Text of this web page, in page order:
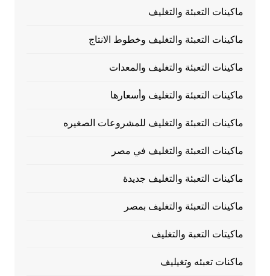
ماكينات التعبئة والتغليف
ماكينات التعبئة والتغليف وخطوط الانتاج
ماكينات التعبئة والتغليف والمعدات
ماكينات التعبئة والتغليف وأسعارها
ماكينات التعبئة والتغليف للمشروعات الصغيره
ماكينات التعبئة والتغليف في مصر
ماكينات التعبئة والتغليف جديدة
ماكينات التعبئة والتغليف بمصر
ماكيتات التعبة والتغليف
ماكنات تعبئه وتغيليف